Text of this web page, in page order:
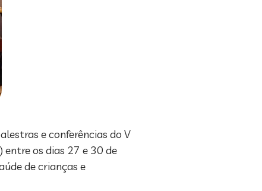
e conferências do V
entre os dias 27 e 30 de
de crianças e